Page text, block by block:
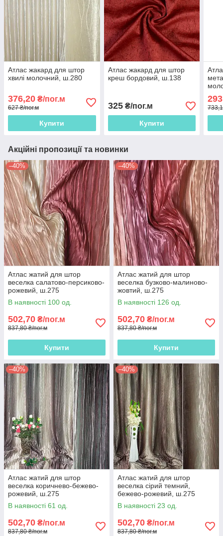
Атлас жакард для штор
хвилі молочний, ш.280
376,20 ₴/пог.м
627 ₴/пог.м
Купити
Атлас жакард для штор
креш бордовий, ш.138
325₴/пог.м
Купити
Акційні пропозиції та новинки
–40%
Атлас жатий для штор
веселка салатово-персиково-
рожевий, ш.275
В наявності 100 од.
502,70 ₴/пог.м
837,80 ₴/пог.м
Купити
–40%
Атлас жатий для штор
веселка бузково-малиново-
жовтий, ш.275
В наявності 126 од.
502,70 ₴/пог.м
837,80 ₴/пог.м
Купити
–40%
Атлас жатий для штор
веселка коричнево-бежево-
рожевий, ш.275
В наявності 61 од.
502,70 ₴/пог.м
837,80 ₴/пог.м
–40%
Атлас жатий для штор
веселка сірий темний,
бежево-рожевий, ш.275
В наявності 23 од.
502,70 ₴/пог.м
837,80 ₴/пог.м